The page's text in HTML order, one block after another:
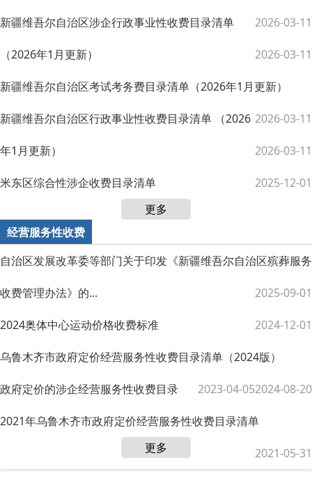
2026-03-11
新疆维吾尔自治区涉企行政事业性收费目录清单
（2026年1月更新） 2026-03-11
新疆维吾尔自治区考试考务费目录清单（2026年1月更新）
2026-03-11
新疆维吾尔自治区行政事业性收费目录清单 （2026
年1月更新） 2026-03-11
米东区综合性涉企收费目录清单
2025-12-01
更多
经营服务性收费
自治区发展改革委等部门关于印发《新疆维吾尔自治区殡葬服务
收费管理办法》的... 2025-09-01
2024奥体中心运动价格收费标准 2024-12-01
乌鲁木齐市政府定价经营服务性收费目录清单（2024版）
2024-08-20
政府定价的涉企经营服务性收费目录 2023-04-05
2021年乌鲁木齐市政府定价经营服务性收费目录清单
2021-05-31
更多